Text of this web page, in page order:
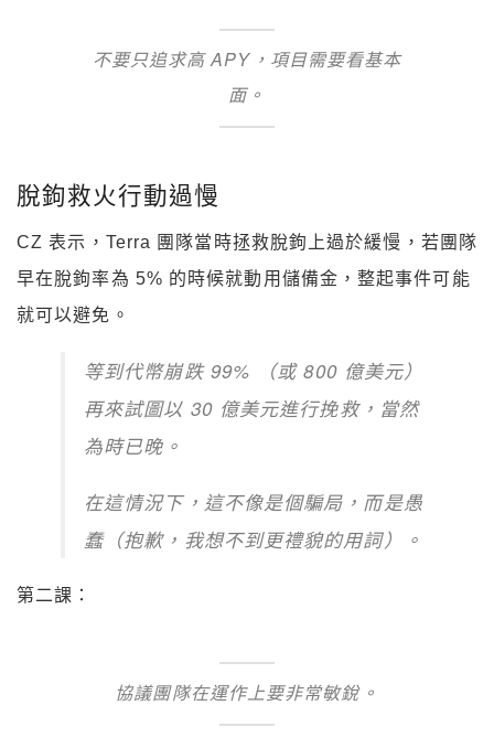
不要只追求高 APY，項目需要看基本
面。
脫鉤救火行動過慢
CZ 表示，Terra 團隊當時拯救脫鉤上過於緩慢，若團隊
早在脫鉤率為 5% 的時候就動用儲備金，整起事件可能
就可以避免。
等到代幣崩跌 99% （或 800 億美元）
再來試圖以 30 億美元進行挽救，當然
為時已晚。
在這情況下，這不像是個騙局，而是愚
蠢（抱歉，我想不到更禮貌的用詞）。
第二課：
協議團隊在運作上要非常敏銳。